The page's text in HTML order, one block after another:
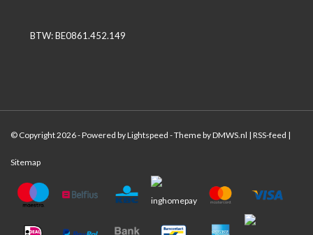
BTW: BE0861.452.149
© Copyright 2026 - Powered byLightspeed - Theme byDMWS.nl | RSS-feed |
Sitemap